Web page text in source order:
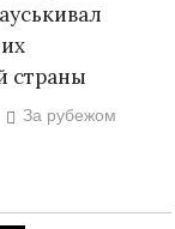
страны
За рубежом